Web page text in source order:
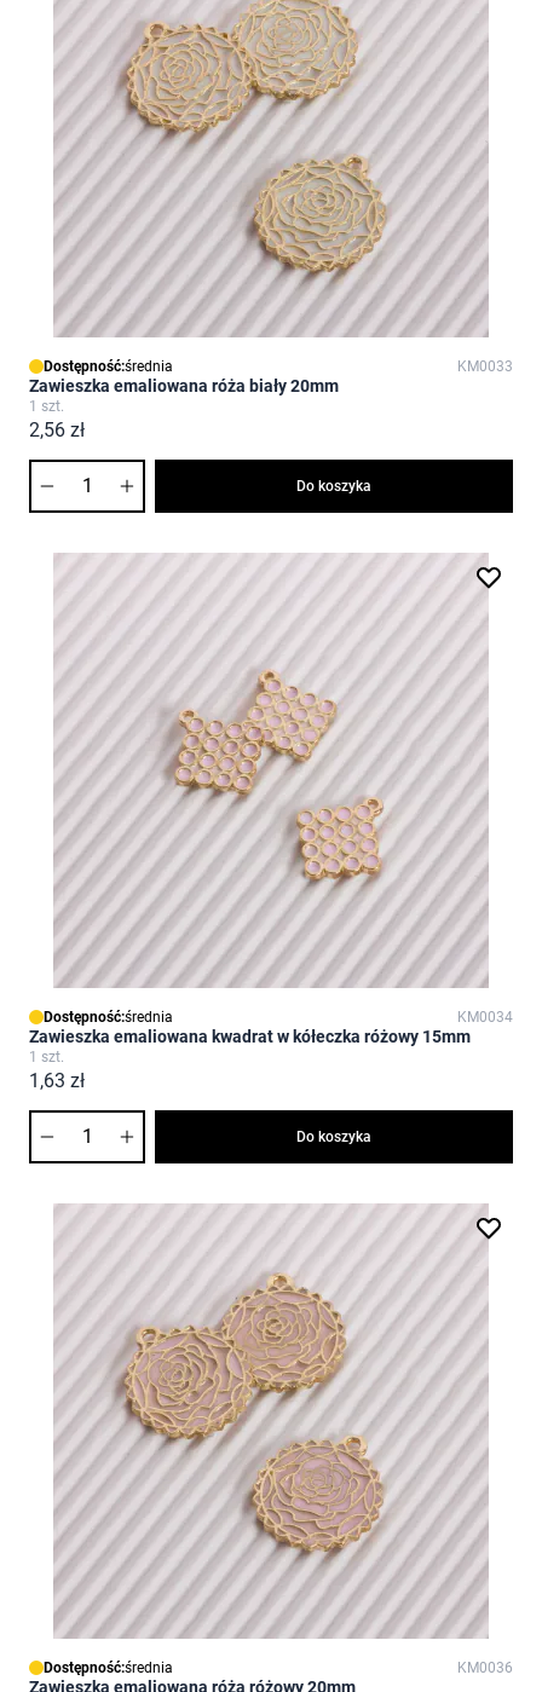
Dostępność:średnia KM0033
Zawieszka emaliowana róża biały 20mm
1 szt.
2,56 zł
Do koszyka
Dostępność:średnia KM0034
Zawieszka emaliowana kwadrat w kółeczka różowy 15mm
1 szt.
1,63 zł
Do koszyka
Dostępność:średnia KM0036
Zawieszka emaliowana róża różowy 20mm